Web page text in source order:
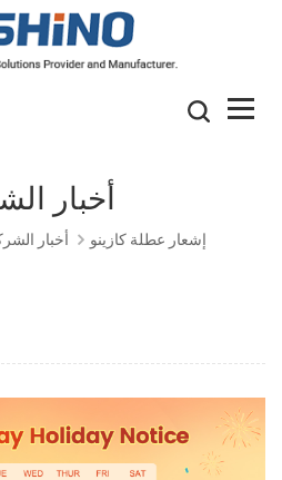
أخبار
أخبار إشعار عطلة كازينو